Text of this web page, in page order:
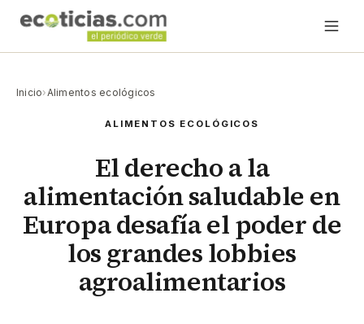
Inicio›Alimentos ecológicos
ALIMENTOS ECOLÓGICOS
El derecho a la
alimentación saludable en
Europa desafía el poder de
los grandes lobbies
agroalimentarios